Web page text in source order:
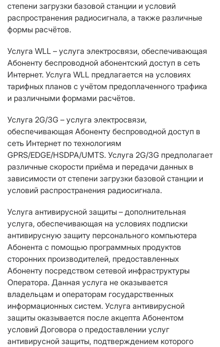
степени загрузки базовой станции и условий
распространения радиосигнала, а также различные
формы расчётов.
Услуга WLL – услуга электросвязи, обеспечивающая
Абоненту беспроводной абонентский доступ в сеть
Интернет. Услуга WLL предлагается на условиях
тарифных планов с учётом предоплаченного трафика
и различными формами расчётов.
Услуга 2G/3G – услуга электросвязи,
обеспечивающая Абоненту беспроводной доступ в
сеть Интернет по технологиям
GPRS/EDGE/HSDPA/UMTS. Услуга 2G/3G предполагает
различные скорости приёма и передачи данных в
зависимости от степени загрузки базовой станции и
условий распространения радиосигнала.
Услуга антивирусной защиты – дополнительная
услуга, обеспечивающая на условиях подписки
антивирусную защиту персонального компьютера
Абонента с помощью программных продуктов
сторонних производителей, предоставленных
Абоненту посредством сетевой инфраструктуры
Оператора. Данная услуга не оказывается
владельцам и операторам государственных
информационных систем. Услуга антивирусной
защиты оказывается после акцепта Абонентом
условий Договора о предоставлении услуг
антивирусной защиты, подтверждением которого